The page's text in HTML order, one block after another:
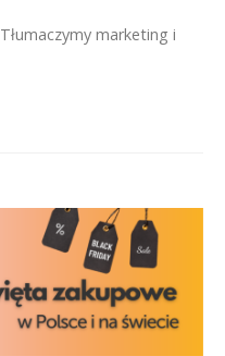
Tłumaczymy marketing i